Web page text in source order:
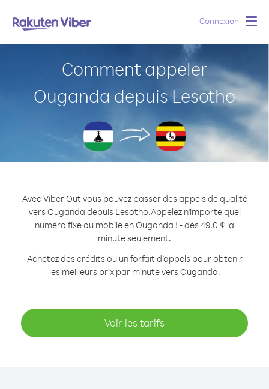
Connexion
Comment appeler
Ouganda depuis Lesotho
Avec Viber Out vous pouvez passer des appels de qualité
vers Ouganda depuis Lesotho.Appelez n'importe quel
numéro fixe ou mobile en Ouganda ! - dès 49.0 ¢ la
minute seulement.
Achetez des crédits ou un forfait d’appels pour obtenir
les meilleurs prix par minute vers Ouganda.
Voir les tarifs